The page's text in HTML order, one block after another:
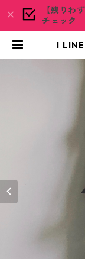
【残りわ
チェック
I
ト |